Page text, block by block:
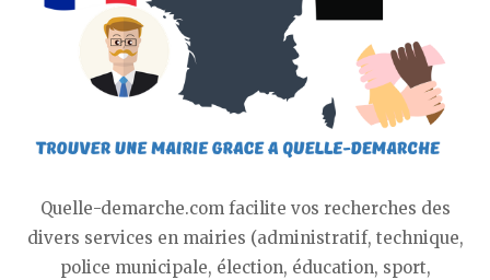
Quelle-demarche.com facilite vos recherches des
divers services en mairies (administratif, technique,
police municipale, élection, éducation, sport,